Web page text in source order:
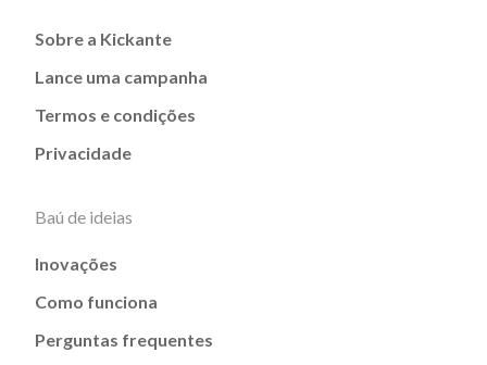
Sobre a Kickante
Lance uma campanha
Termos e condições
Privacidade
Baú de ideias
Inovações
Como funciona
Perguntas frequentes